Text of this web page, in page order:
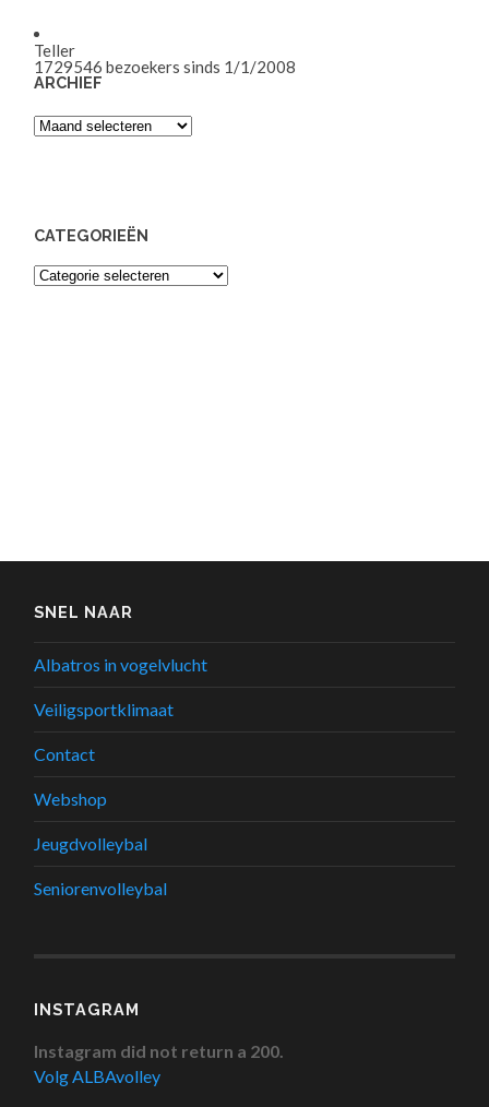
Teller
1729546 bezoekers sinds 1/1/2008
ARCHIEF
Archief
CATEGORIEËN
Categorieën
SNEL NAAR
Albatros in vogelvlucht
Veiligsportklimaat
Contact
Webshop
Jeugdvolleybal
Seniorenvolleybal
INSTAGRAM
Instagram did not return a 200.
Volg ALBAvolley